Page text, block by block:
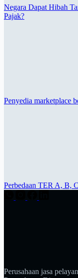
Negara Dapat Hibah
Pajak?
Penyedia marketplace
Perbedaan TER A, B,
Perusahaan jasa